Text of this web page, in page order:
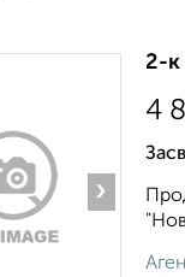
›
2-к
4